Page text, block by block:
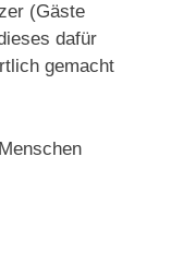
(Gäste
dafür
gemacht